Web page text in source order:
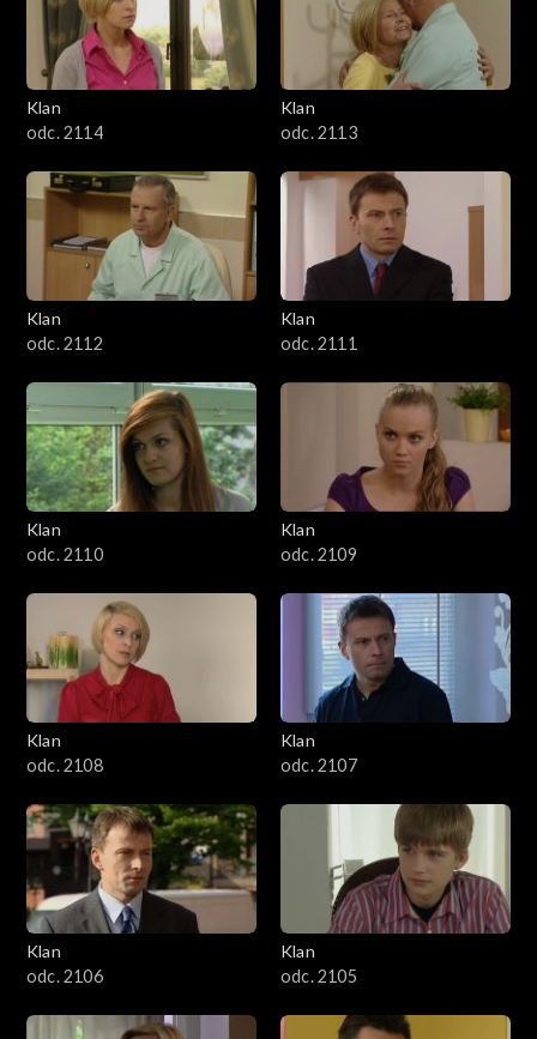
Klan
odc. 2114
Klan
odc. 2113
Klan
odc. 2112
Klan
odc. 2111
Klan
odc. 2110
Klan
odc. 2109
Klan
odc. 2108
Klan
odc. 2107
Klan
odc. 2106
Klan
odc. 2105